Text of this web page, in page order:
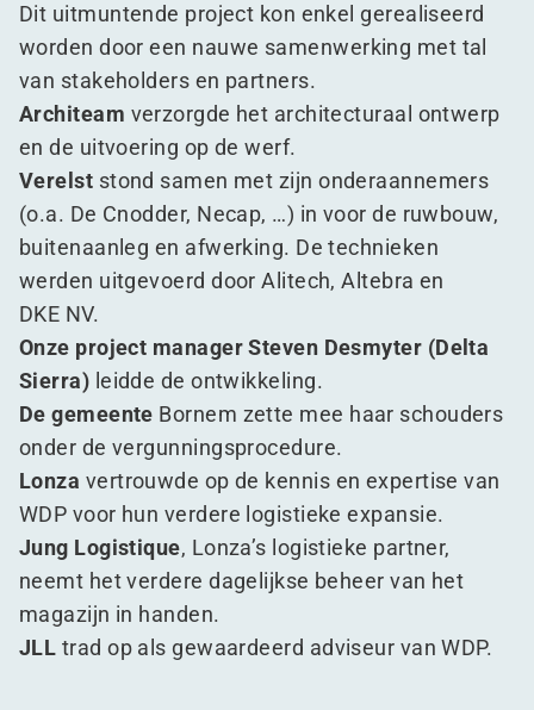
Dit uitmuntende project kon enkel gerealiseerd
worden door een nauwe samenwerking met tal
van stakeholders en partners.
Architeam verzorgde het architecturaal ontwerp
en de uitvoering op de werf.
Verelst stond samen met zijn onderaannemers
(o.a. De Cnodder, Necap, …) in voor de ruwbouw,
buitenaanleg en afwerking. De technieken
werden uitgevoerd door Alitech, Altebra en
DKE NV.
Onze project manager Steven Desmyter (Delta
Sierra) leidde de ontwikkeling.
De gemeente Bornem zette mee haar schouders
onder de vergunningsprocedure.
Lonza vertrouwde op de kennis en expertise van
WDP voor hun verdere logistieke expansie.
Jung Logistique, Lonza’s logistieke partner,
neemt het verdere dagelijkse beheer van het
magazijn in handen.
JLL trad op als gewaardeerd adviseur van WDP.